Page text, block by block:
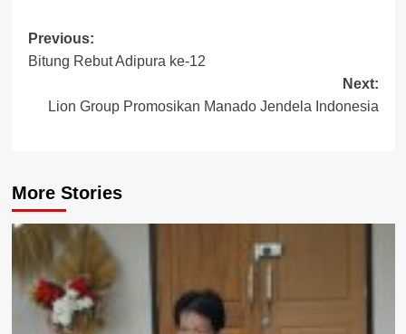
Post
navigation
Previous:
Bitung Rebut Adipura ke-12
Next:
Lion Group Promosikan Manado Jendela Indonesia
More Stories